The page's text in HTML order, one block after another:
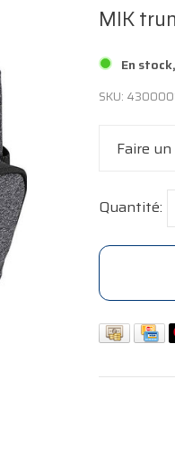
MIK
En
SKU:
Faire un
Quantité: